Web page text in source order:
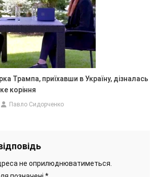
Трампа, приїхавши в Україну, дізналась
коріння
Павло Сидорченко
не оприлюднюватиметься.